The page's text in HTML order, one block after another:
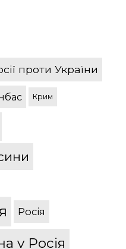
проти України
Крим
Росія
v Росія